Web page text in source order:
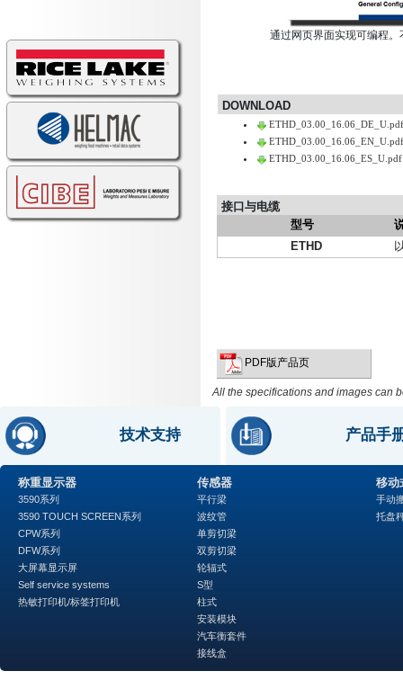
通过网页界面实现可编程
DOWNLOAD
ETHD_03.00_16.06_DE_U.pdf
ETHD_03.00_16.06_EN_U.pdf
ETHD_03.00_16.06_ES_U.pdf
接口与电缆
型号
ETHD
PDF版产品页
All the specifications and images can
技术支持 产品手
称重显示器
3590系列
3590 TOUCH SCREEN系列
CPW系列
DFW系列
大屏幕显示屏
Self service systems
热敏打印机/标签打印机
传感器
平行梁
波纹管
单剪切梁
双剪切梁
轮辐式
S型
柱式
安装模块
汽车衡套件
接线盒
移动
手动
托盘